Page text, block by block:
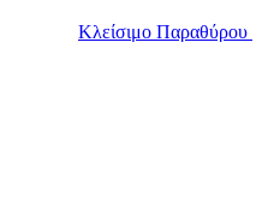
Κλείσιμο Παραθύρου